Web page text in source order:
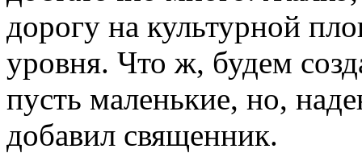
дорогу на культурной
уровня. Что ж, будем
пусть маленькие, но,
добавил священник.